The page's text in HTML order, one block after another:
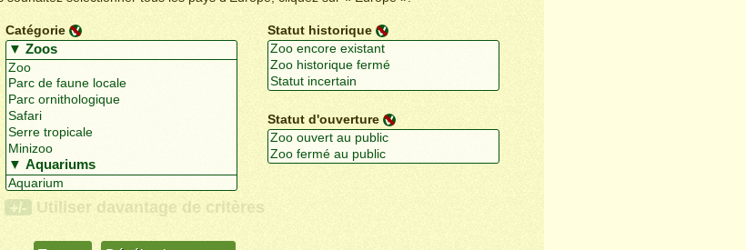
Catégorie Statut historique
Statut d'ouverture
+/- Utiliser davantage de critères